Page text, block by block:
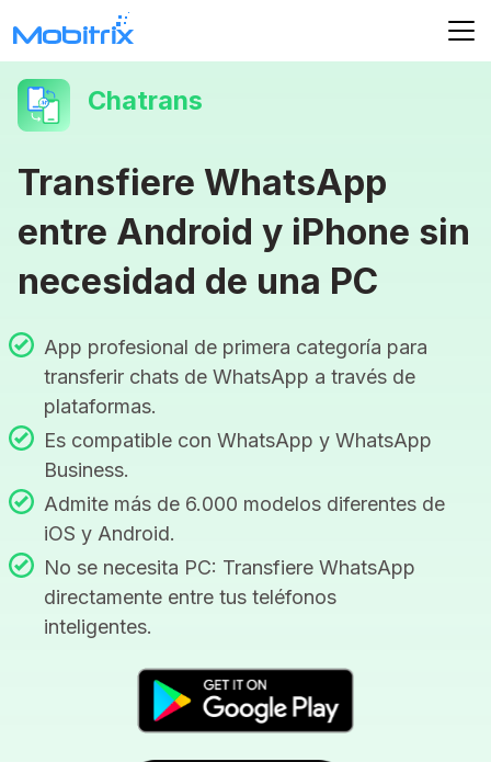
Chatrans
Transfiere WhatsApp
entre Android y iPhone sin
necesidad de una PC
App profesional de primera categoría para
transferir chats de WhatsApp a través de
plataformas.
Es compatible con WhatsApp y WhatsApp
Business.
Admite más de 6.000 modelos diferentes de
iOS y Android.
No se necesita PC: Transfiere WhatsApp
directamente entre tus teléfonos
inteligentes.